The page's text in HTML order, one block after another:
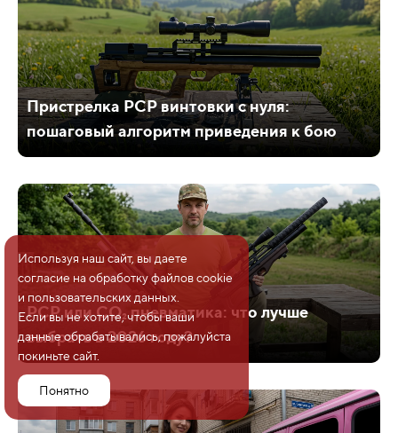
Пристрелка PCP винтовки с нуля:
пошаговый алгоритм приведения к бою
PCP или CO₂ пневматика: что лучше
выбрать в 2026 году?
Используя наш сайт, вы даете
согласие на обработку файлов cookie
и пользовательских данных.
Если вы не хотите, чтобы ваши
данные обрабатывались, пожалуйста
покиньте сайт.
Понятно